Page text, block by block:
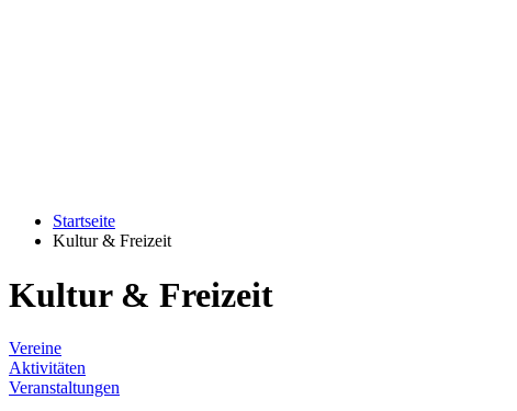
Startseite
Kultur & Freizeit
Kultur & Freizeit
Vereine
Aktivitäten
Veranstaltungen